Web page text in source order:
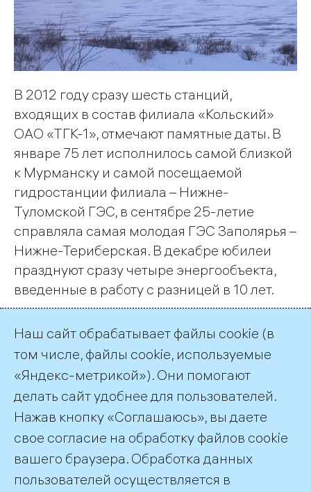
В 2012 году сразу шесть станций,
входящих в состав филиала «Кольский»
ОАО «ТГК-1», отмечают памятные даты. В
январе 75 лет исполнилось самой близкой
к Мурманску и самой посещаемой
гидростанции филиала – Нижне-
Туломской ГЭС, в сентябре 25-летие
справляла самая молодая ГЭС Заполярья –
Нижне-Териберская. В декабре юбилеи
празднуют сразу четыре энергообъекта,
введенные в работу с разницей в 10 лет.
Страница 1 из 19.
1 2 3 … 19 Далее
Подписка на публикацииRSS
Наш сайт обрабатывает файлы cookie (в
том числе, файлы cookie, используемые
«Яндекс-метрикой»). Они помогают
делать сайт удобнее для пользователей.
Нажав кнопку «Соглашаюсь», вы даете
свое согласие на обработку файлов cookie
вашего браузера. Обработка данных
пользователей осуществляется в